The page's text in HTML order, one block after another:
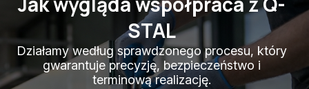
STAL
Działamy według sprawdzonego procesu, który
gwarantuje precyzję, bezpieczeństwo i
terminową realizację.